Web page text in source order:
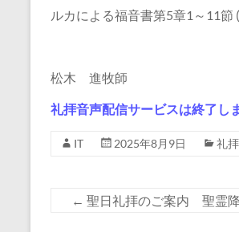
ルカによる福音書第5章1 ～ 11節 (
松木 進牧師
礼拝音声配信サービスは終了し
IT 2025年8月9日 礼
← 聖日礼拝のご案内 聖霊